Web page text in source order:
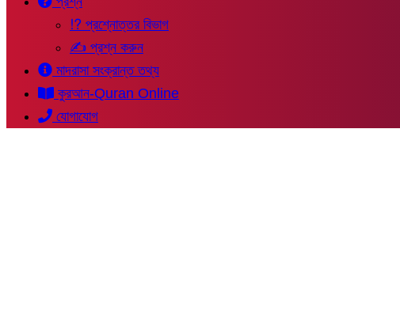
⁉ প্রশ্নোত্তর বিভাগ
✍ প্রশ্ন করুন
মাদরাসা সংক্রান্ত তথ্য
কুরআন-Quran Online
যোগাযোগ